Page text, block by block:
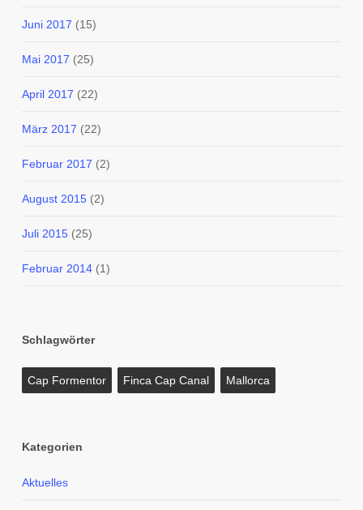
Juni 2017 (15)
Mai 2017 (25)
April 2017 (22)
März 2017 (22)
Februar 2017 (2)
August 2015(2)
Juli 2015(25)
Februar 2014(1)
Schlagwörter
Cap Formentor Finca Cap Canal Mallorca
Kategorien
Aktuelles